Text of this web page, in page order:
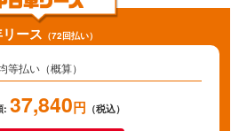
ース （72回払い）
等払い（概算）
: 37,840円 （税込）